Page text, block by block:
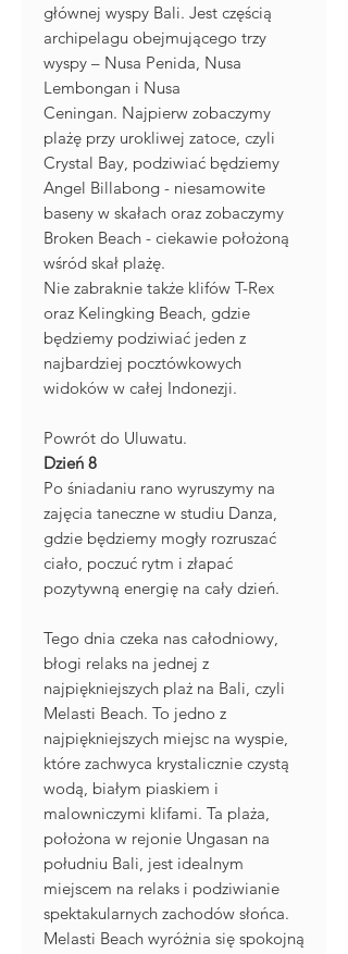
głównej wyspy Bali. Jest częścią
archipelagu obejmującego trzy
wyspy – Nusa Penida, Nusa
Lembongan i Nusa
Ceningan. Najpierw zobaczymy
plażę przy urokliwej zatoce, czyli
Crystal Bay, podziwiać będziemy
Angel Billabong - niesamowite
baseny w skałach oraz zobaczymy
Broken Beach - ciekawie położoną
wśród skał plażę.
Nie zabraknie także klifów T-Rex
oraz Kelingking Beach, gdzie
będziemy podziwiać jeden z
najbardziej pocztówkowych
widoków w całej Indonezji.
Powrót do Uluwatu.
Dzień 8
Po śniadaniu rano wyruszymy na
zajęcia taneczne w studiu Danza,
gdzie będziemy mogły rozruszać
ciało, poczuć rytm i złapać
pozytywną energię na cały dzień.
Tego dnia czeka nas całodniowy,
błogi relaks na jednej z
najpiękniejszych plaż na Bali, czyli
Melasti Beach. To jedno z
najpiękniejszych miejsc na wyspie,
które zachwyca krystalicznie czystą
wodą, białym piaskiem i
malowniczymi klifami. Ta plaża,
położona w rejonie Ungasan na
południu Bali, jest idealnym
miejscem na relaks i podziwianie
spektakularnych zachodów słońca.
Melasti Beach wyróżnia się spokojną